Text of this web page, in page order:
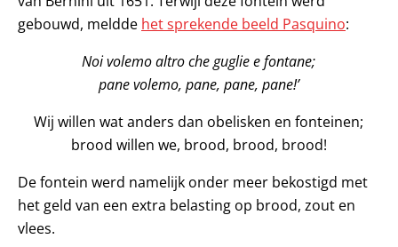
gebouwd, meldde het sprekende beeld Pasquino:
Noi volemo altro che guglie e fontane;
pane volemo, pane, pane, pane!’
Wij willen wat anders dan obelisken en fonteinen;
brood willen we, brood, brood, brood!
De fontein werd namelijk onder meer bekostigd met
het geld van een extra belasting op brood, zout en
vlees.